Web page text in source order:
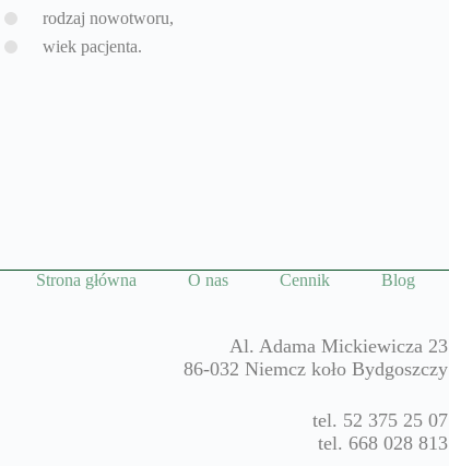
rodzaj nowotworu,
wiek pacjenta.
Strona główna O nas Cennik Blog
Al. Adama Mickiewicza 23
86-032 Niemcz koło Bydgoszczy
tel. 52 375 25 07
tel. 668 028 813